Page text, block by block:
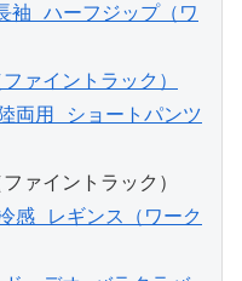
ハーフジップ（ワ
ァイントラック）
両用 ショートパンツ
ァイントラック）
感 レギンス（ワーク